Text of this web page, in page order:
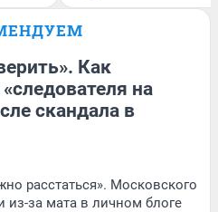
Как
на
скандала в
расстаться». Московского
из-за мата в личном блоге